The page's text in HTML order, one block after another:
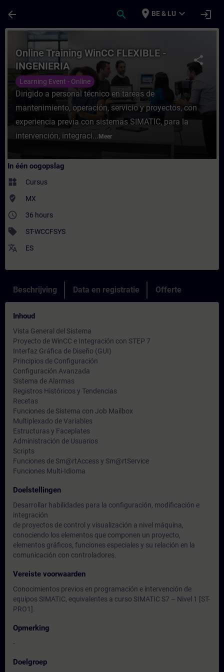
arrow_back search place BE & LU expand_more login
Cursus - Online Training WinCC
share
Online Training WinCC FLEXIBLE -
INGENIERIA
Learning Event - Online
Dirigido a personal técnico en tareas de
mantenimiento, operación, servicio y proyectos, con
experiencia previa con sistemas SIMATIC, para la
intervención, integraci... Meer
In één oogopslag
widgets Cursus
where_to_vote MX
access_time 36 hours
sell ST-WCCFSYS
translate ES
Beschrijving Data en registratie Offerte
Inhoud
Vista General del Sistema
Proyecto de WinCC e Integración con STEP 7
Interfaz Gráfica de Diseño (GUI)
Principios de Configuración
Configuración Avanzada
Sistema de Alarmas
Registros Históricos y Tendencias
Recetas
Funciones de Sistema con Job Mailbox
Multiplexado de Variables
Estructuras y Faceplates
Administración de Usuarios
Scripts
Funciones de Sm@rtAccess y Sm@rtService
Funciones Multi-Idioma
Doelstellingen
Desarrollar habilidades para la configuración, modificación e
integración
de proyectos de control y visualización a nivel máquina,
conociendo los elementos que componen un proyecto,
elementos gráficos, funciones especiales y su relación en la
comunicación con controladores.
Vereiste voorwaarden
Conocimientos previos en programación e intervención de
equipos SIMATIC, equivalentes a curso SIMATIC S7 – Nivel 1 [ST-
PRO1].
Opmerking
-
Doelgroep